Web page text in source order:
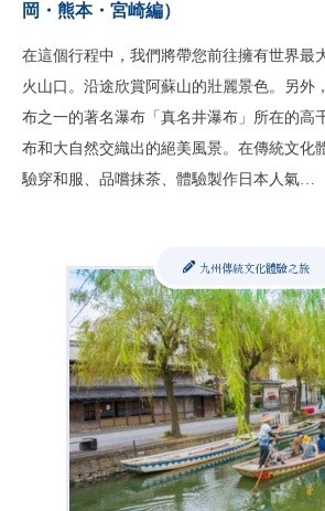
岡・熊本・宮崎編）
在這個行程中，我們將帶您前往擁有世界最
火山口。沿途欣賞阿蘇山的壯麗景色。另外
布之一的著名瀑布「真名井瀑布」所在的高
布和大自然交織出的絕美風景。在傳統文化
驗穿和服、品嚐抹茶、體驗製作日本人氣…
九州傳統文化體驗之旅